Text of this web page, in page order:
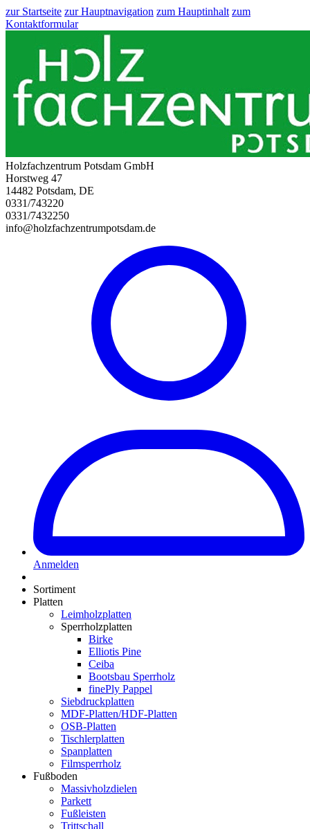
zur Startseite zur Hauptnavigation zum Hauptinhalt zum
Kontaktformular
Holzfachzentrum Potsdam GmbH
Horstweg 47
14482 Potsdam, DE
0331/743220
0331/7432250
info@holzfachzentrumpotsdam.de
Anmelden
Sortiment
Platten
Leimholzplatten
Sperrholzplatten
Birke
Elliotis Pine
Ceiba
Bootsbau Sperrholz
finePly Pappel
Siebdruckplatten
MDF-Platten/HDF-Platten
OSB-Platten
Tischlerplatten
Spanplatten
Filmsperrholz
Fußboden
Massivholzdielen
Parkett
Fußleisten
Trittschall